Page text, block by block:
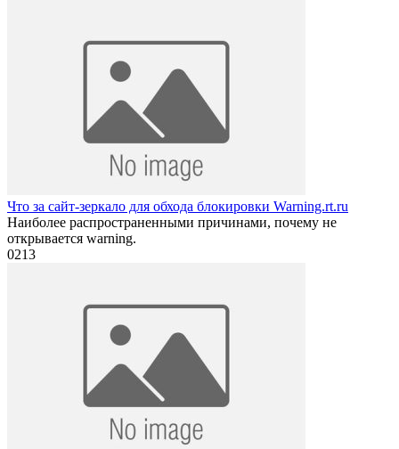
Что за сайт-зеркало для обхода блокировки Warning.rt.ru
Наиболее распространенными причинами, почему не
открывается warning.
0213